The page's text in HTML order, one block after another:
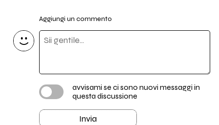
Aggiungi un commento
avvisami se ci sono nuovi messaggi in
questa discussione
Invia